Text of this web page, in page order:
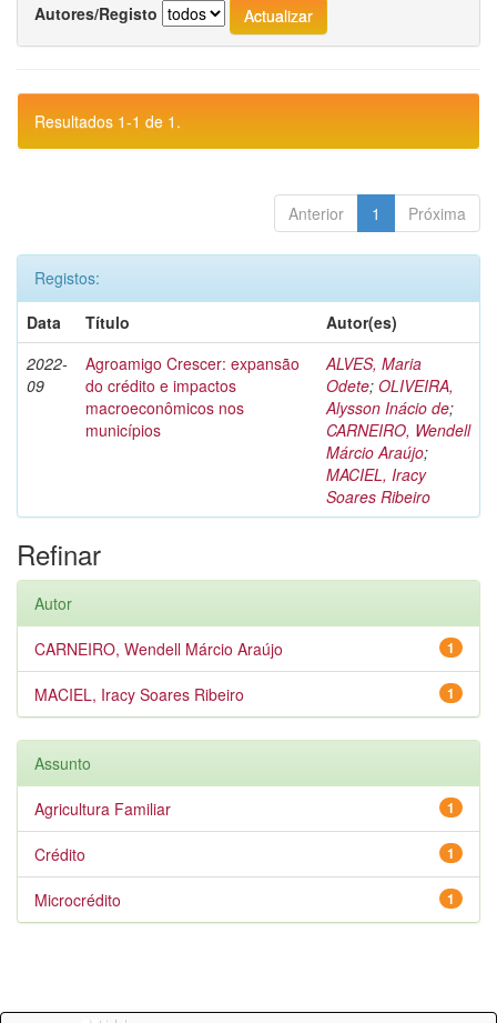
Autores/Registo
Resultados 1-1 de 1.
Anterior 1 Próxima
Registos:
Data
Título
Autor(es)
2022-
09
Agroamigo Crescer: expansão
do crédito e impactos
macroeconômicos nos
municípios
ALVES, Maria
Odete; OLIVEIRA,
Alysson Inácio de;
CARNEIRO, Wendell
Márcio Araújo;
MACIEL, Iracy
Soares Ribeiro
Refinar
Autor
1
CARNEIRO, Wendell Márcio Araújo
1
MACIEL, Iracy Soares Ribeiro
Assunto
1
Agricultura Familiar
1
Crédito
1
Microcrédito